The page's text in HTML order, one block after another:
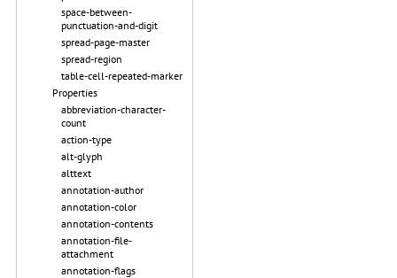
space-between-
punctuation-and-digit
spread-page-master
spread-region
table-cell-repeated-marker
Properties
abbreviation-character-
count
action-type
alt-glyph
alttext
annotation-author
annotation-color
annotation-contents
annotation-file-
attachment
annotation-flags